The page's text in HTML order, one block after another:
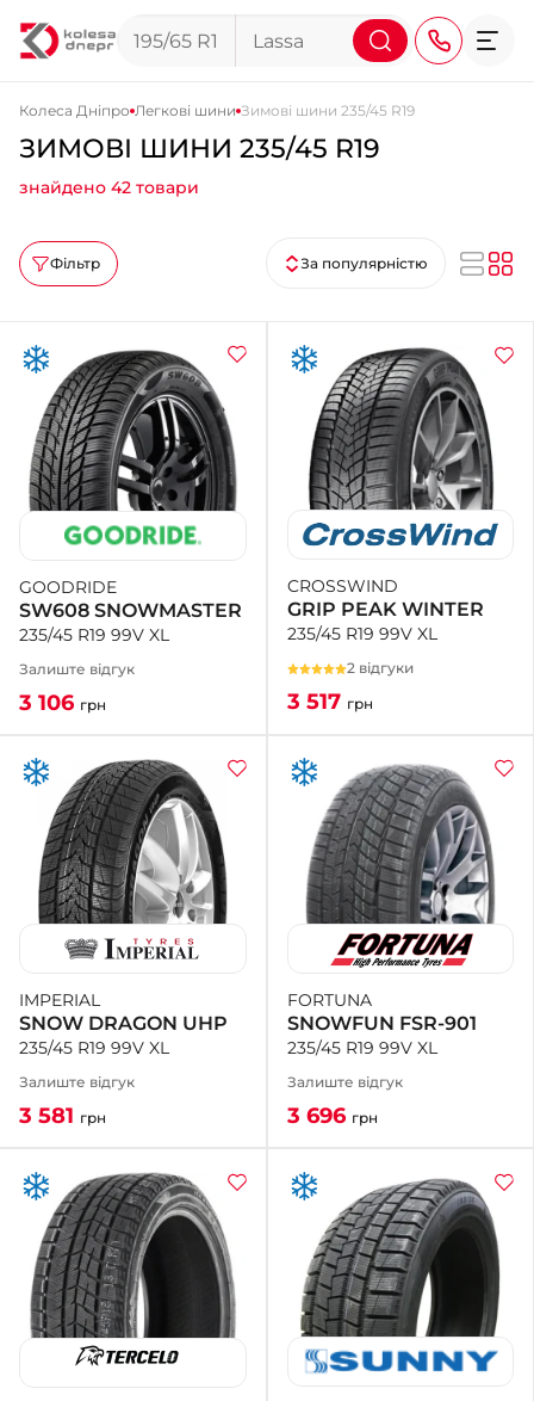
+38 (095) 276-44-44
+38 (067) 911-14-14
- на Щепкіна
+38 (098) 911-911-0
- на Тополі
+38 (098) 911-911-4
- на Калиновій
+38 (077) 7-184-184
- Донецьке шосе
+38 (050)-911-911-2
- Щепкіна
+38 (099)-643-33-77
- Тополь
+38 (068)-923-74-19
- Калинова
Колеса Дніпро Легкові шини Зимові шини 235/45 R19
ЗИМОВІ ШИНИ 235/45 R19
знайдено 42 товари
Фільтр За популярністю
GOODRIDE
SW608 SNOWMASTER
235/45 R19 99V XL
Залиште відгук
3 106 грн
CROSSWIND
GRIP PEAK WINTER
235/45 R19 99V XL
2 відгуки
3 517 грн
IMPERIAL
SNOW DRAGON UHP
235/45 R19 99V XL
Залиште відгук
3 581 грн
FORTUNA
SNOWFUN FSR-901
235/45 R19 99V XL
Залиште відгук
3 696 грн